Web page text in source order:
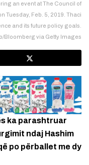
an event at The Council of
Tuesday, Feb. 5, 2019. Thaci
and its future policy goals.
Bloomberg via Getty Images
ka parashtruar
ndaj Hashim
po përballet me dy